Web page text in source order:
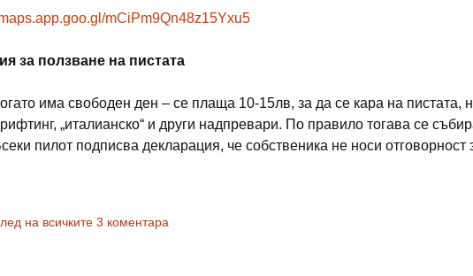
mCiPm9Qn48z15Yxu5
за ползване на пистата
има свободен ден – се плаща 10-15лв, за да се кара на пистата,
„италианско“ и други надпревари. По правило тогава се
пилот подписва декларация, че собственика не носи
на всичките 3 коментара